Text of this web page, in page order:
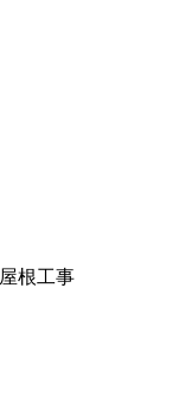
屋根工事